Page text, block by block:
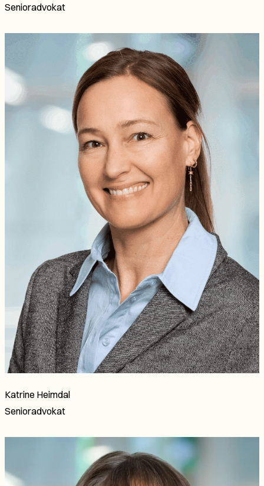
Senioradvokat
Katrine Heimdal
Senioradvokat